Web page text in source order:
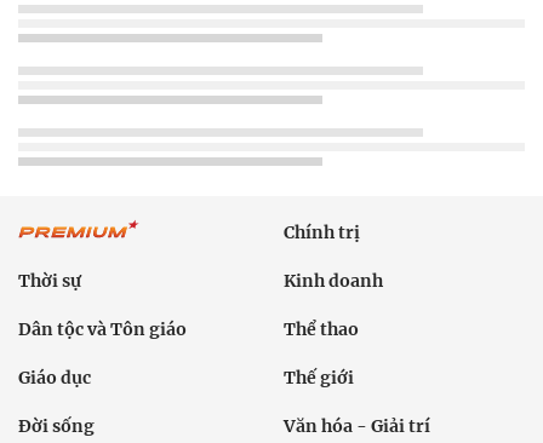
Chính trị
Thời sự Kinh doanh
Dân tộc và Tôn giáo Thể thao
Giáo dục Thế giới
Đời sống Văn hóa - Giải trí